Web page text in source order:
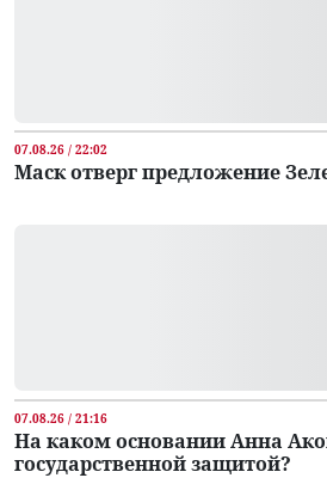
07.08.26 / 22:02
Маск отверг предложение
07.08.26 / 21:16
На каком основании Анна
государственной защитой?